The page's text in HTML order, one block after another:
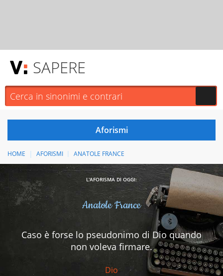
SAPERE
HOME AFORISMI ANATOLE FRANCE
L'AFORISMA DI OGGI:
Anatole France
Caso è forse lo pseudonimo di Dio quando
non voleva firmare.
Dio